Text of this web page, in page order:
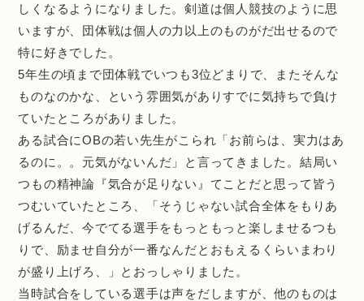
しくなるようになりました。剣道は個人競技のように思
いますが、団体戦は個人の力以上のものがだ出せるので
特に好きでした。
5年生の頃まで団体戦でいつも3位どまりで、またそんな
ものなのかな、という雰囲気がありすでに気持ちで負け
ていたところがありました。
ある試合にOBの若い先生がこられ「お前らは、実力はあ
るのに。。元気がないんだ」と言ってきました。結局い
つもの精神論『気合が足りない』てことだと思って皆う
つむいていたところ、「そうじゃない試合全体をもりあ
げるんだ、今でてる選手をもっともっと楽しませるつも
りで、励ませ自分が一番なんだとおもえるくらいまわり
が盛り上げろ、」とおっしゃりました。
当時試合をしている選手は声をだしますが、他のものは